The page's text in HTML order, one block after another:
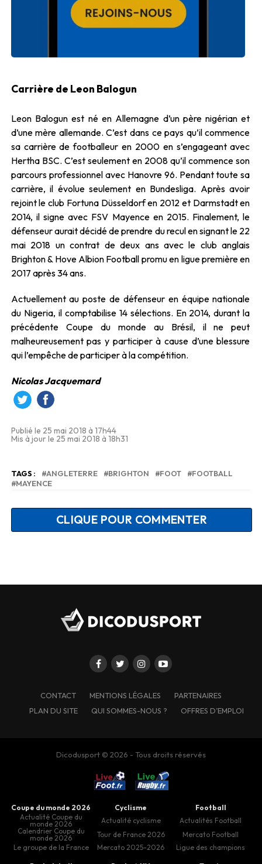
Carrière de Leon Balogun
Leon Balogun est né en Allemagne d’un père nigérian et
d’une mère allemande. C’est dans ce pays qu’il commence
sa carrière de footballeur en 2000 en s’engageant avec
Hertha BSC. C’est seulement en 2008 qu’il commence son
parcours professionnel avec Hanovre 96. Pendant toute sa
carrière, il évolue seulement en Bundesliga. Après avoir
rejoint le club Fortuna Düsseldorf en 2012 et Darmstadt en
2014, il signe avec FSV Mayence en 2015. Finalement, le
défenseur aurait décidé de prendre du recul en signant le 22
mai 2018 un contrat de deux ans avec le club anglais
Brighton & Hove Albion Football promu en ligue première en
2017 après 34 ans.
Actuellement au poste de défenseur en équipe nationale
du Nigeria, il comptabilise 14 sélections. En 2014, durant la
précédente Coupe du monde au Brésil, il ne peut
malheureusement pas y participer à cause d’une blessure
qui l’empêche de participer à la compétition.
Nicolas Jacquemard
Publié le 25 mai 2018 à 17h44
Mis à jour le 25 mai 2018 à 18h31
TAGS : ANGLETERRE BRIGHTON FOOT
FOOTBALL
MAYENCE
CLIQUE POUR COMMENTER
CONTACT MENTIONS LÉGALES
PARTENAIRES
PLAN DU SITE
QUI SOMMES-NOUS ? OFFRES D’EMPLOI
Dicodusport © 2026 - Tous droits réservés
Coupe du monde 2026 Cyclisme
Football
Actualité Coupe du
monde 2026
Actualité cyclisme
Actualités Football
Calendrier Coupe du
monde 2026
Tour de France 2026
Mercato Football
Le groupe de la France
Mercato 2025-2026 Ligue des champions